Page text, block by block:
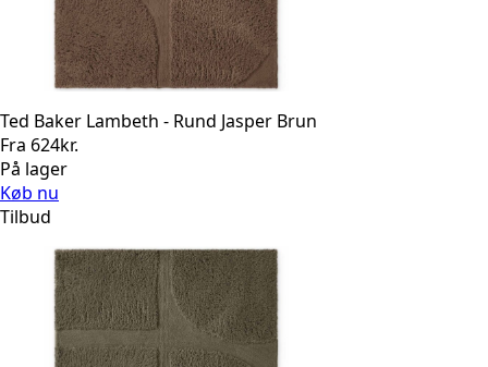
Ted Baker Lambeth - Rund Jasper Brun
Fra 624kr.
På lager
Køb nu
Tilbud